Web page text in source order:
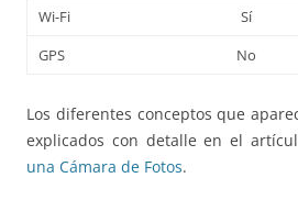
Wi-Fi
Sí
GPS
No
Los diferentes conceptos que
explicados con detalle en el
una Cámara de Fotos.